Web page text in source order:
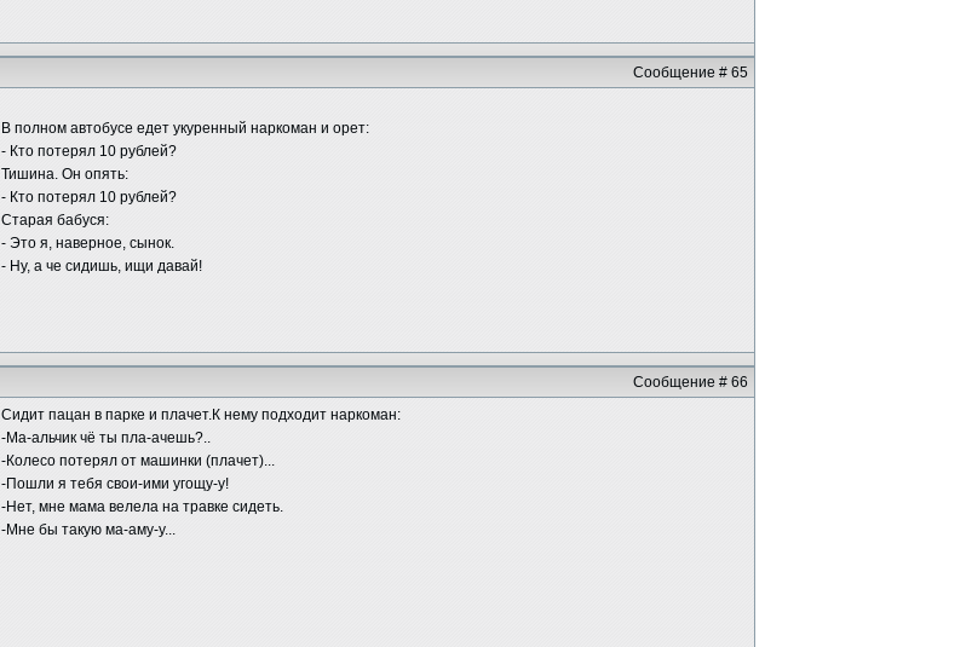
Сообщение # 65
В полном автобусе едет укуренный наркоман и орет:
- Кто потерял 10 рублей?
Тишина. Он опять:
- Кто потерял 10 рублей?
Старая бабуся:
- Это я, наверное, сынок.
- Ну, а че сидишь, ищи давай!
Сообщение # 66
Сидит пацан в парке и плачет.К нему подходит наркоман:
-Ма-альчик чё ты пла-ачешь?..
-Колесо потерял от машинки (плачет)...
-Пошли я тебя свои-ими угощу-у!
-Нет, мне мама велела на травке сидеть.
-Мне бы такую ма-аму-у...